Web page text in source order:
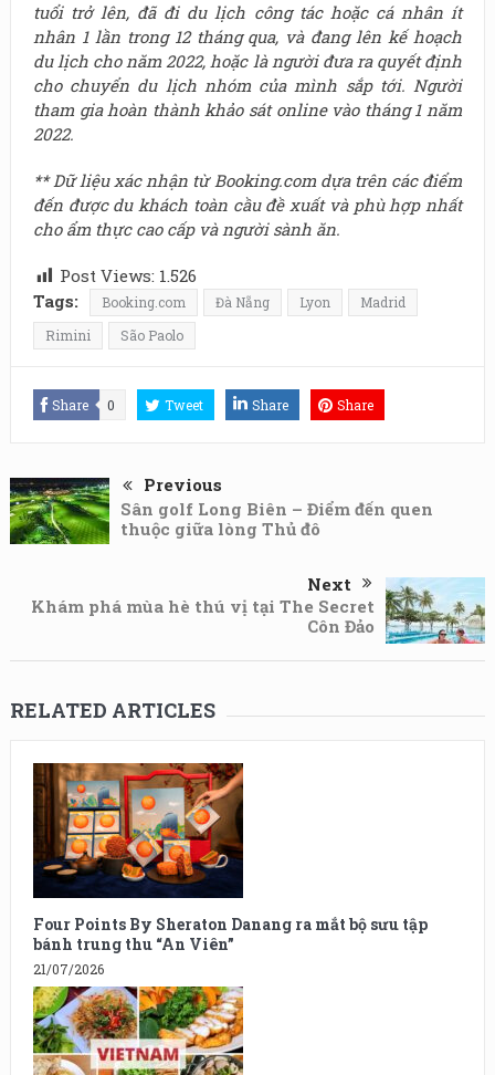
tuổi trở lên, đã đi du lịch công tác hoặc cá nhân ít
nhân 1 lần trong 12 tháng qua, và đang lên kế hoạch
du lịch cho năm 2022, hoặc là người đưa ra quyết định
cho chuyển du lịch nhóm của mình sắp tới. Người
tham gia hoàn thành khảo sát online vào tháng 1 năm
2022.
** Dữ liệu xác nhận từ Booking.com dựa trên các điểm
đến được du khách toàn cầu đề xuất và phù hợp nhất
cho ẩm thực cao cấp và người sành ăn.
Post Views: 1.526
Tags:
Booking.com Đà Nẵng Lyon
Madrid
Rimini
São Paolo
Share 0 Tweet Share Share
Previous
Sân golf Long Biên – Điểm đến quen
thuộc giữa lòng Thủ đô
Next
Khám phá mùa hè thú vị tại The Secret
Côn Đảo
RELATED ARTICLES
Four Points By Sheraton Danang ra mắt bộ sưu tập
bánh trung thu “An Viên”
21/07/2026